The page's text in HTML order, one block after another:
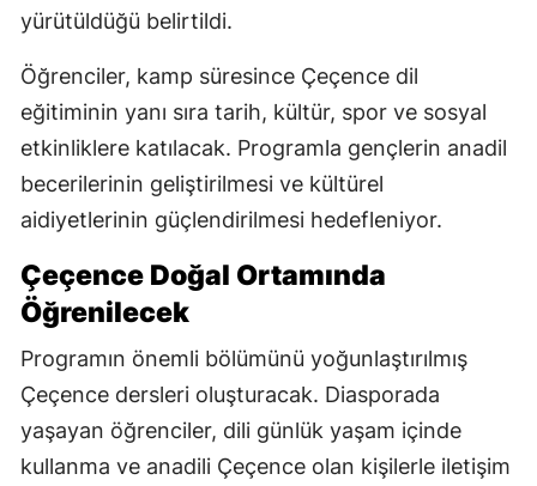
yürütüldüğü belirtildi.
Öğrenciler, kamp süresince Çeçence dil
eğitiminin yanı sıra tarih, kültür, spor ve sosyal
etkinliklere katılacak. Programla gençlerin anadil
becerilerinin geliştirilmesi ve kültürel
aidiyetlerinin güçlendirilmesi hedefleniyor.
Çeçence Doğal Ortamında
Öğrenilecek
Programın önemli bölümünü yoğunlaştırılmış
Çeçence dersleri oluşturacak. Diasporada
yaşayan öğrenciler, dili günlük yaşam içinde
kullanma ve anadili Çeçence olan kişilerle iletişim